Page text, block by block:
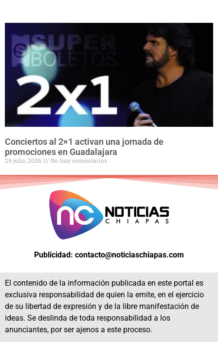
Conciertos al 2×1 activan una jornada de
promociones en Guadalajara
29 julio, 2026 No hay comentarios
Publicidad: contacto@noticiaschiapas.com
El contenido de la información publicada en este portal es
exclusiva responsabilidad de quien la emite, en el ejercicio
de su libertad de expresión y de la libre manifestación de
ideas. Se deslinda de toda responsabilidad a los
anunciantes, por ser ajenos a este proceso.